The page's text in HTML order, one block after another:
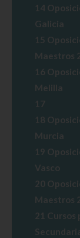
14
Galicia
15
Maestros
16
Melilla
17
18
Murcia
19
Vasco
20
Maestros
21 Cursos